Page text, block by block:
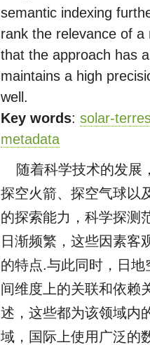
semantic indexing
rank the relevance of
that the approach has
maintains a high
well.
Key words: solar-
metadata
随着科学技术的发展
探空火箭、探空气球以
的探索能力，科学探测
日渐频繁，这些因素客
的特点.与此同时，日
间维度上的关联和依赖
述，这些都为该领域内
域，国际上使用广泛的